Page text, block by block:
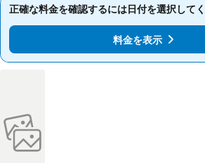
正確な料金を確認するには日付を選択して
料金を表示
正確な料金を確認するには日付を選択して
料金を表示